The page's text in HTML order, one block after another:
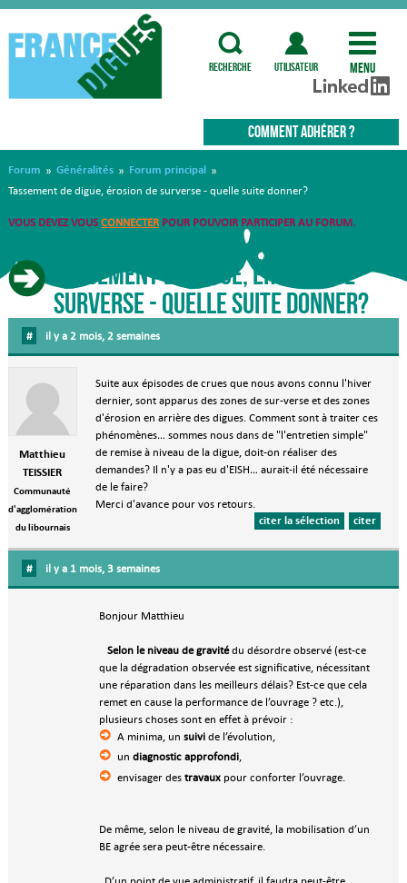
recherche utilisateur Menu
COMMENT ADHÉRER ?
Forum » Généralités » Forum principal »
Tassement de digue, érosion de surverse - quelle suite donner?
VOUS DEVEZ VOUS CONNECTERPOUR POUVOIR PARTICIPER AU FORUM.
Tassement de digue, érosion de
surverse - quelle suite donner?
# il y a 2 mois, 2 semaines
Matthieu
TEISSIER
Communauté
d'agglomération
du libournais
Suite aux épisodes de crues que nous avons connu l'hiver
dernier, sont apparus des zones de sur-verse et des zones
d'érosion en arrière des digues. Comment sont à traiter ces
phénomènes… sommes nous dans de "l'entretien simple"
de remise à niveau de la digue, doit-on réaliser des
demandes? Il n'y a pas eu d'EISH… aurait-il été nécessaire
de le faire?
Merci d'avance pour vos retours.
citer
citer la sélection
# il y a 1 mois, 3 semaines
Bonjour Matthieu
Selon le niveau de gravitédu désordre observé (est-ce
que la dégradation observée est significative, nécessitant
une réparation dans les meilleurs délais? Est-ce que cela
remet en cause la performance de l’ouvrage ? etc.),
plusieurs choses sont en effet à prévoir :
A minima, un suivi de l’évolution,
un diagnostic approfondi,
envisager des travauxpour conforter l’ouvrage.
De même, selon le niveau de gravité, la mobilisation d’un
BE agrée sera peut-être nécessaire.